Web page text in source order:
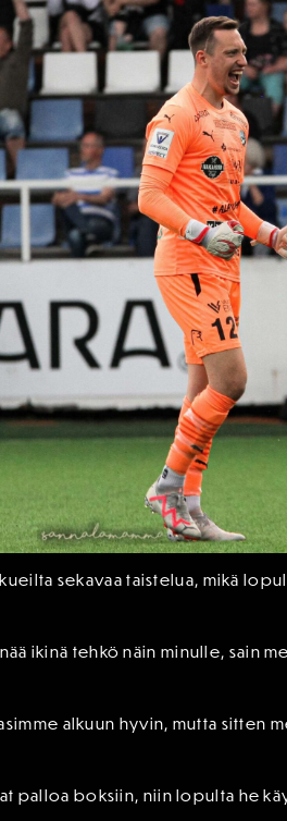
sekavaa taistelua, mikä
ikinä tehkö näin minulle, sain
alkuun hyvin, mutta sitten
palloa boksiin, niin lopulta he